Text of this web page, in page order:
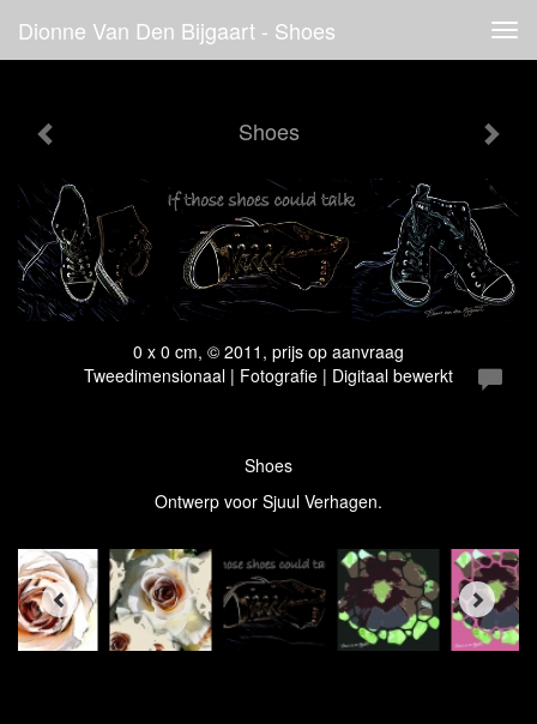
Dionne Van Den Bijgaart - Shoes
Shoes
0 x 0 cm, © 2011, prijs op aanvraag
Tweedimensionaal | Fotografie | Digitaal bewerkt
Shoes
Ontwerp voor Sjuul Verhagen.